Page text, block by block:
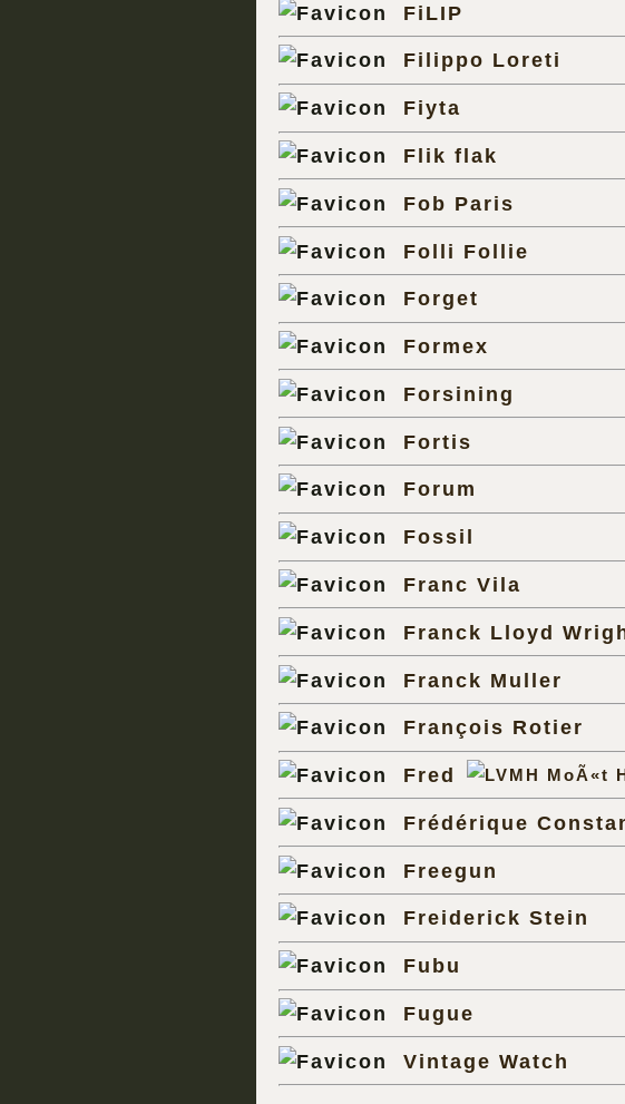
FiLIP
Filippo Loreti
Fiyta
Flik flak
Fob Paris
Folli Follie
Forget
Formex
Forsining
Fortis
Forum
Fossil
Franc Vila
Franck Lloyd
Franck Muller
François Rotier
Fred
Frédérique
Freegun
Freiderick Stein
Fubu
Fugue
Vintage Watch